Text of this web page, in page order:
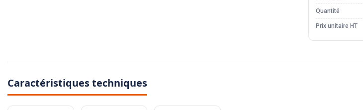
Quantité
Prix unitaire HT
Caractéristiques techniques